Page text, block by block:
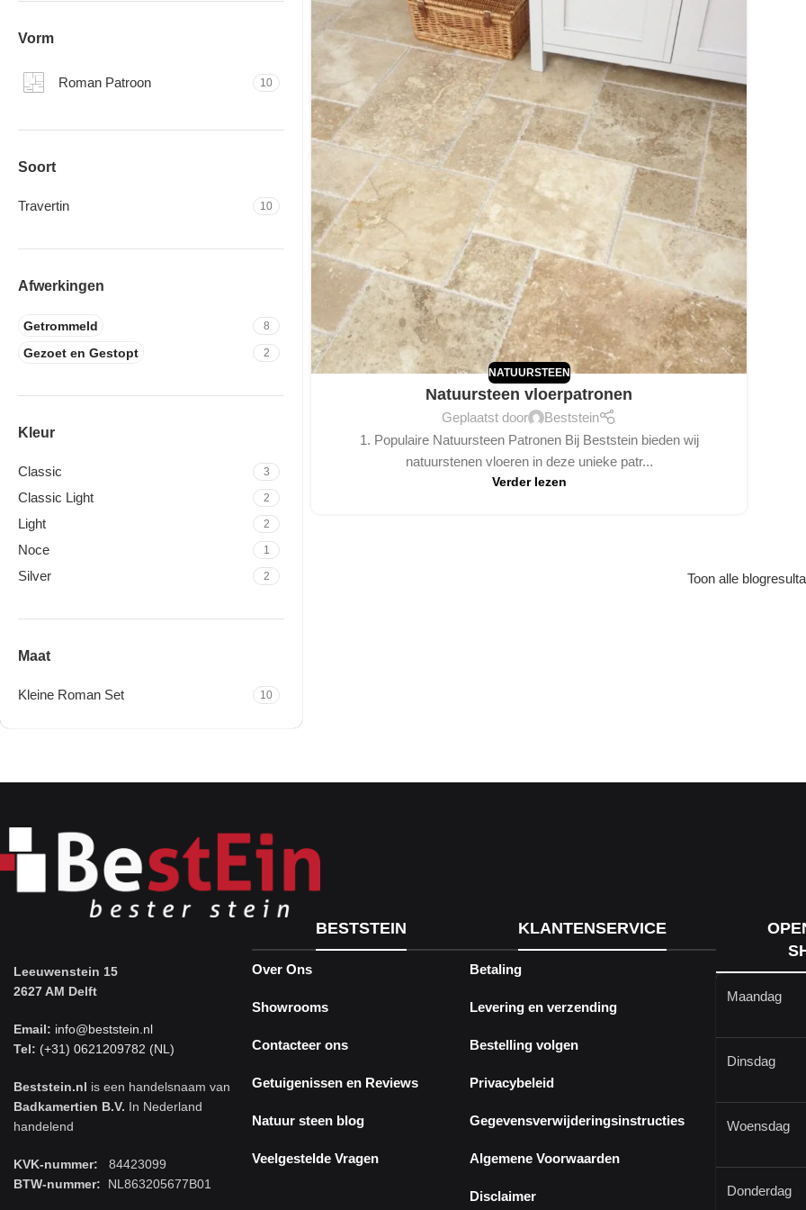
Vorm
Roman Patroon 10
Soort
Travertin 10
Afwerkingen
Getrommeld 8
Gezoet en Gestopt 2
Kleur
Classic 3
Classic Light 2
Light 2
Noce 1
Silver 2
Maat
Kleine Roman Set 10
Nu winkelen
NATUURSTEEN
Natuursteen vloerpatronen
Geplaatst door
Beststein
1. Populaire Natuursteen Patronen Bij Beststein bieden wij
natuurstenen vloeren in deze unieke patr...
Verder lezen
Toon alle
Leeuwenstein 15
2627 AM Delft
Email: info@beststein.nl
Tel: (+31) 0621209782 (NL)
Beststein.nl is een handelsnaam van
Badkamertien B.V. In Nederland
handelend
KVK-nummer: 84423099
BTW-nummer: NL863205677B01
BESTSTEIN
Over Ons
Showrooms
Contacteer ons
Getuigenissen en Reviews
Natuur steen blog
Veelgestelde Vragen
KLANTENSERVICE
Betaling
Levering en verzending
Bestelling volgen
Privacybeleid
Gegevensverwijderingsinstructies
Algemene Voorwaarden
Disclaimer
Maandag
Dinsdag
Woensdag
Donderdag